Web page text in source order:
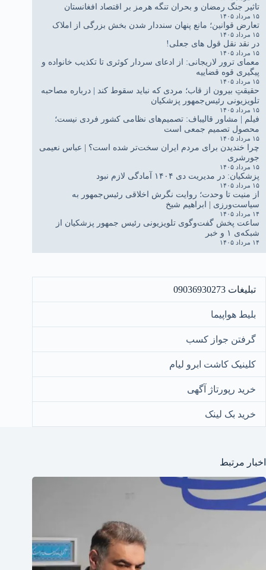
تاثیر جنگ رمضان و بحران تنگه هرمز بر اقتصاد افغانستان
۱۵ مرداد ۱۴۰۵
تعارض قوانین؛ مانع پنهان سنددار شدن بخش بزرگی از املاک
۱۵ مرداد ۱۴۰۵
در نقد نقل قول های جعلی!
۱۵ مرداد ۱۴۰۵
معمای ترور لاریجانی: از ادعای سردار کوثری تا تکذیب خانواده و
پیگیری قوه قضاییه
۱۵ مرداد ۱۴۰۵
حقیقتِ بیرون از قاب؛ مردی که نباید سقوط کند | درباره مصاحبه
تلویزیونی رئیس‌جمهور پزشکیان
۱۵ مرداد ۱۴۰۵
فیلم | مشاور قالیباف: تصمیم‌های نظامی کشور فردی نیست؛
محصول تصمیم جمعی است
۱۵ مرداد ۱۴۰۵
چرا خندیدن برای مردم ایران سخت‌تر شده است؟ | عباس نعیمی
جورشری
۱۵ مرداد ۱۴۰۵
پزشکیان: در مدیریت دی ۱۴۰۴ آمادگی لازم نبود
۱۵ مرداد ۱۴۰۵
از منیت تا وحدت؛ روایت نگرش اخلاقی رئیس‌جمهور به
سیاست‌ورزی | ابراهیم شیخ
۱۴ مرداد ۱۴۰۵
ساعت پخش گفت‌وگوی تلویزیونی رئیس جمهور پزشکیان از
شبکه‌ی ۱ و خبر
۱۴ مرداد ۱۴۰۵
تبلیغات 09036930273
بلیط هواپیما
گرفتن جواز کسب
کلینیک کاشت ابرو لیام
خرید رپورتاژ آگهی
خرید بک لینک
اخبار مرتبط